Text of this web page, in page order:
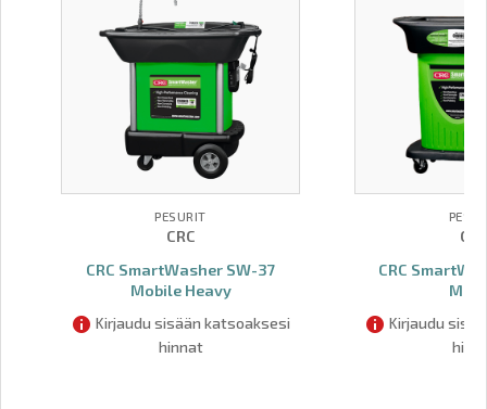
PESURIT
CRC
CRC SmartWasher SW-37
Mobile Heavy
Kirjaudu sisään katsoaksesi
hinnat
CRC
Kirjaudu